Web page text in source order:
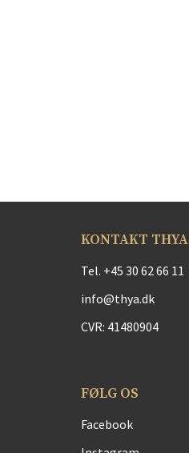
KONTAKT THYA
Tel. +45 30 62 66 11
info@thya.dk
CVR: 41480904
FØLG OS
Facebook